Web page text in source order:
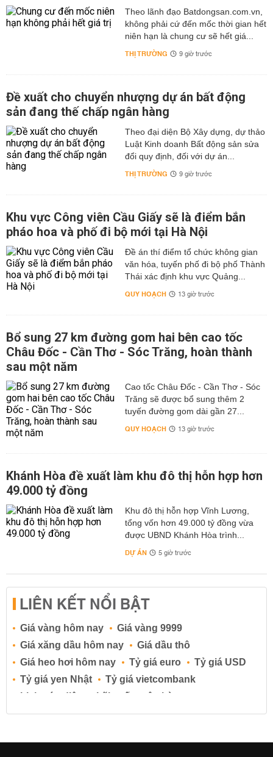
Theo lãnh đạo Batdongsan.com.vn,
không phải cứ đến mốc thời gian hết
niên hạn là chung cư sẽ hết giá...
THỊ TRƯỜNG 9 giờ trước
Đề xuất cho chuyển nhượng dự án bất động
sản đang thế chấp ngân hàng
Theo đại diện Bộ Xây dựng, dự thảo
Luật Kinh doanh Bất động sản sửa
đổi quy định, đối với dự án...
THỊ TRƯỜNG 9 giờ trước
Khu vực Công viên Cầu Giấy sẽ là điểm bắn
pháo hoa và phố đi bộ mới tại Hà Nội
Đề án thí điểm tổ chức không gian
văn hóa, tuyến phố đi bộ phố Thành
Thái xác định khu vực Quảng...
QUY HOẠCH 13 giờ trước
Bổ sung 27 km đường gom hai bên cao tốc
Châu Đốc - Cần Thơ - Sóc Trăng, hoàn thành
sau một năm
Cao tốc Châu Đốc - Cần Thơ - Sóc
Trăng sẽ được bổ sung thêm 2
tuyến đường gom dài gần 27...
QUY HOẠCH 13 giờ trước
Khánh Hòa đề xuất làm khu đô thị hỗn hợp hơn
49.000 tỷ đồng
Khu đô thị hỗn hợp Vĩnh Lương,
tổng vốn hơn 49.000 tỷ đồng vừa
được UBND Khánh Hòa trình...
DỰ ÁN 5 giờ trước
LIÊN KẾT NỔI BẬT
Giá vàng hôm nay
Giá vàng 9999
Giá xăng dầu hôm nay
Giá dầu thô
Giá heo hơi hôm nay
Tỷ giá euro
Tỷ giá USD
Tỷ giá yen Nhật
Tỷ giá vietcombank
Lịch cúp điện
Lãi suất ngân hàng
Lãi suất tiết kiệm
Lãi suất tiền gửi